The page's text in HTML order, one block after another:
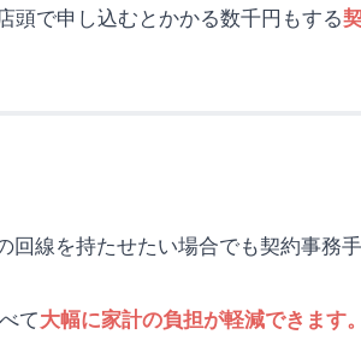
頭で申し込むとかかる数千円もする
線を持たせたい場合でも契約事務
て大幅に家計の負担が軽減できます。